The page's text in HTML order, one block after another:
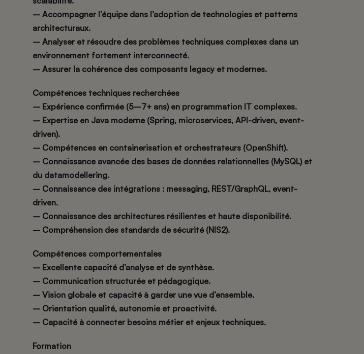
– Accompagner l’équipe dans l’adoption de technologies et patterns
architecturaux.
– Analyser et résoudre des problèmes techniques complexes dans un
environnement fortement interconnecté.
– Assurer la cohérence des composants legacy et modernes.
Compétences techniques recherchées
– Expérience confirmée (5–7+ ans) en programmation IT complexes.
– Expertise en Java moderne (Spring, microservices, API-driven, event-
driven).
– Compétences en containerisation et orchestrateurs (OpenShift).
– Connaissance avancée des bases de données relationnelles (MySQL) et
du datamodellering.
– Connaissance des intégrations : messaging, REST/GraphQL, event-
driven.
– Connaissance des architectures résilientes et haute disponibilité.
– Compréhension des standards de sécurité (NIS2).
Compétences comportementales
– Excellente capacité d’analyse et de synthèse.
– Communication structurée et pédagogique.
– Vision globale et capacité à garder une vue d’ensemble.
– Orientation qualité, autonomie et proactivité.
– Capacité à connecter besoins métier et enjeux techniques.
Formation